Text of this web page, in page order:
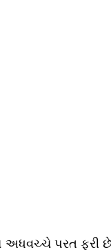
અધવચ્ચે પરત ફરી